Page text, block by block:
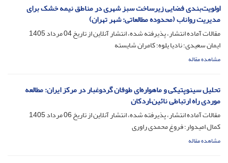
اولویت‌بندی فضایی زیرساخت سبز شهری در مناطق نیمه خشک برای
مدیریت رواناب (محدوده مطالعاتی: شهر تهران)
مقالات آماده انتشار، پذیرفته شده، انتشار آنلاین از تاریخ04 مرداد 1405
ایمان سعیدی؛ نادیا یلوه؛ کامران شایسته
مشاهده مقاله
تحلیل سینوپتیکی و ماهواره‌ای طوفان گردوغبار در مرکز ایران: مطالعه
موردی راه ارتباطی نائین–اردکان
مقالات آماده انتشار، پذیرفته شده، انتشار آنلاین از تاریخ06 مرداد 1405
کمال امیدوار؛ فروغ محمدی راوری
مشاهده مقاله